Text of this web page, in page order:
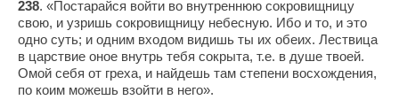
238. «Постарайся войти во внутреннюю сокровищницу
свою, и узришь сокровищницу небесную. Ибо и то, и это
одно суть; и одним входом видишь ты их обеих. Лествица
в царствие оное внутрь тебя сокрыта, т.е. в душе твоей.
Омой себя от греха, и найдешь там степени восхождения,
по коим можешь взойти в него».